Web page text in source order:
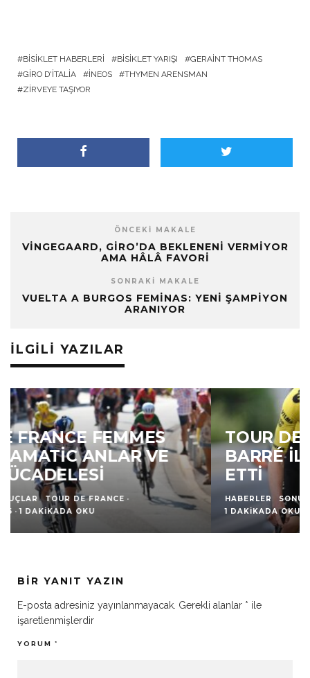
BISIKLET HABERLERI BISIKLET YARIŞI
GERAINT THOMAS
GIRO D'ITALIA
INEOS
THYMEN ARENSMAN
ZIRVEYE TAŞIYOR
ÖNCEKI MAKALE
VINGEGAARD, GIRO’DA BEKLENENI VERMIYOR
AMA HÂLÂ FAVORI
SONRAKI MAKALE
VUELTA A BURGOS FEMINAS: YENI ŞAMPIYON
ARANIYOR
İLGILI YAZILAR
TOUR DE POLOGNE’DE LOUIS
BARRÉ İLK ZAFERINI ELDE
ETTI
HABERLER SONUÇLAR 8 AĞUSTOS 2026
1 DAKIKADA OKU
BIR YANIT YAZIN
E-posta adresiniz yayınlanmayacak. Gerekli alanlar * ile
işaretlenmişlerdir
YORUM *